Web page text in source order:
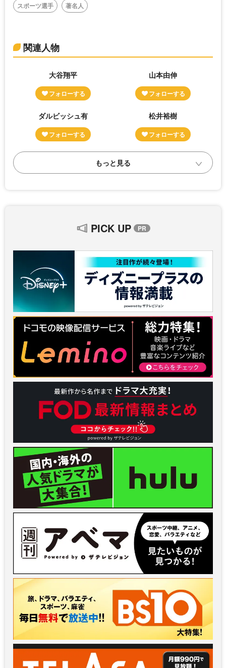
スポーツ選手
著名人
関連人物
大谷翔平 山本由伸
ダルビッシュ有 松井裕樹
PICK UP